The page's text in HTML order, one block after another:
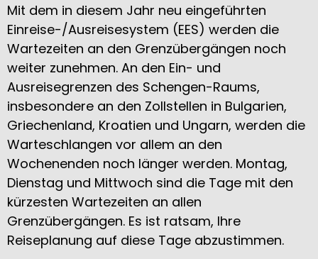
Mit dem in diesem Jahr neu eingeführten
Einreise-/Ausreisesystem (EES) werden die
Wartezeiten an den Grenzübergängen noch
weiter zunehmen. An den Ein- und
Ausreisegrenzen des Schengen-Raums,
insbesondere an den Zollstellen in Bulgarien,
Griechenland, Kroatien und Ungarn, werden die
Warteschlangen vor allem an den
Wochenenden noch länger werden. Montag,
Dienstag und Mittwoch sind die Tage mit den
kürzesten Wartezeiten an allen
Grenzübergängen. Es ist ratsam, Ihre
Reiseplanung auf diese Tage abzustimmen.